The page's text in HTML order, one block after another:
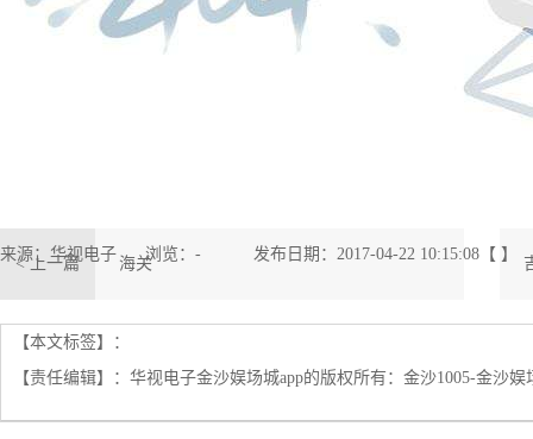
来源：华视电子 浏览： - 发布日期：2017-04-22 10:15:08【 】
< 上一篇 海关
【本文标签】：
【责任编辑】： 华视电子金沙娱场城app的版权所有： 金沙1005-金沙娱